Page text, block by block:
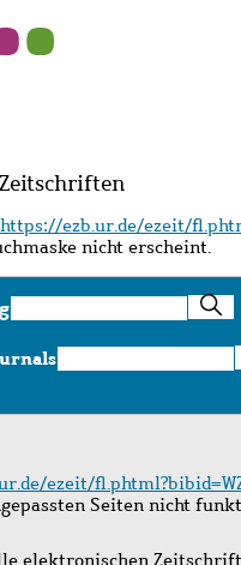
https://ezb.ur.de/ezeit/
nicht erscheint.
Suche
im
KatalogSuche
nach
Journals
ezeit/
Seiten nicht
elektronischen